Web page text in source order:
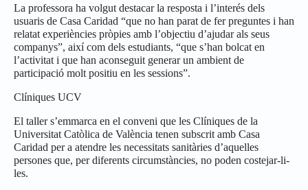
La professora ha volgut destacar la resposta i l’interés dels
usuaris de Casa Caridad “que no han parat de fer preguntes i han
relatat experiències pròpies amb l’objectiu d’ajudar als seus
companys”, així com dels estudiants, “que s’han bolcat en
l’activitat i que han aconseguit generar un ambient de
participació molt positiu en les sessions”.
Clíniques UCV
El taller s’emmarca en el conveni que les Clíniques de la
Universitat Catòlica de València tenen subscrit amb Casa
Caridad per a atendre les necessitats sanitàries d’aquelles
persones que, per diferents circumstàncies, no poden costejar-li-
les.